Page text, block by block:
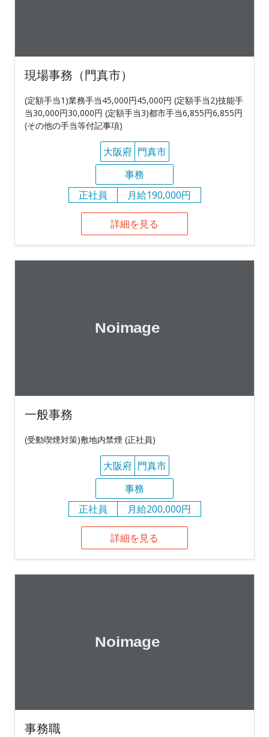
現場事務（門真市）
(定額手当1)業務手当45,000円45,000円 (定額手当2)技能手
当30,000円30,000円 (定額手当3)都市手当6,855円6,855円
(その他の手当等付記事項)
大阪府 門真市
事務
正社員
月給190,000円
詳細を見る
一般事務
(受動喫煙対策)敷地内禁煙 (正社員)
大阪府 門真市
事務
正社員
月給200,000円
詳細を見る
事務職